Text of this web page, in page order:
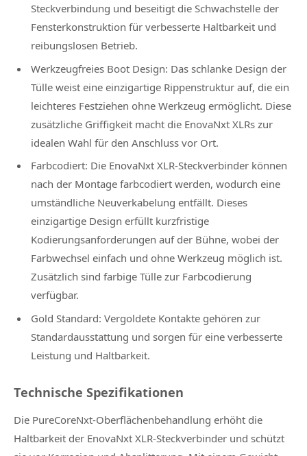
Steckverbindung und beseitigt die Schwachstelle der
Fensterkonstruktion für verbesserte Haltbarkeit und
reibungslosen Betrieb.
Werkzeugfreies Boot Design: Das schlanke Design der
Tülle weist eine einzigartige Rippenstruktur auf, die ein
leichteres Festziehen ohne Werkzeug ermöglicht. Diese
zusätzliche Griffigkeit macht die EnovaNxt XLRs zur
idealen Wahl für den Anschluss vor Ort.
Farbcodiert: Die EnovaNxt XLR-Steckverbinder können
nach der Montage farbcodiert werden, wodurch eine
umständliche Neuverkabelung entfällt. Dieses
einzigartige Design erfüllt kurzfristige
Kodierungsanforderungen auf der Bühne, wobei der
Farbwechsel einfach und ohne Werkzeug möglich ist.
Zusätzlich sind farbige Tülle zur Farbcodierung
verfügbar.
Gold Standard: Vergoldete Kontakte gehören zur
Standardausstattung und sorgen für eine verbesserte
Leistung und Haltbarkeit.
Technische Spezifikationen
Die PureCoreNxt-Oberflächenbehandlung erhöht die
Haltbarkeit der EnovaNxt XLR-Steckverbinder und schützt